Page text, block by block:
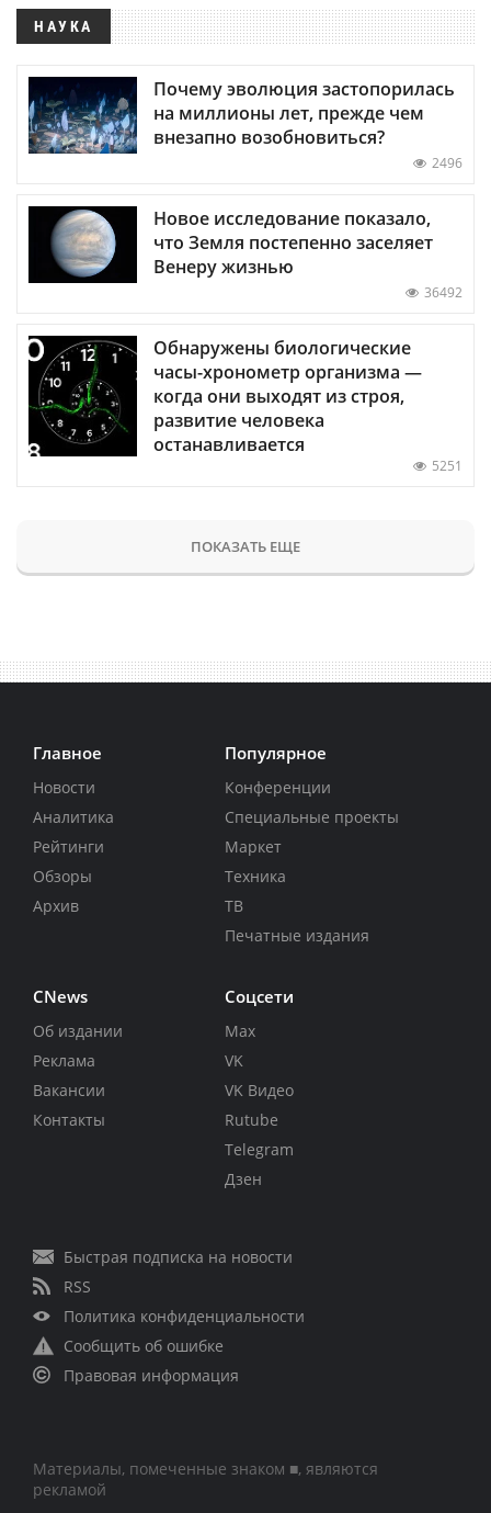
НАУКА
Почему эволюция застопорилась
на миллионы лет, прежде чем
внезапно возобновиться?
2496
Новое исследование показало,
что Земля постепенно заселяет
Венеру жизнью
36492
Обнаружены биологические
часы-хронометр организма —
когда они выходят из строя,
развитие человека
останавливается
5251
ПОКАЗАТЬ ЕЩЕ
Главное
Новости
Аналитика
Рейтинги
Обзоры
Архив
Популярное
Конференции
Специальные проекты
Маркет
Техника
ТВ
Печатные издания
CNews
Об издании
Реклама
Вакансии
Контакты
Соцсети
Max
VK
VK Видео
Rutube
Telegram
Дзен
Быстрая подписка на новости
RSS
Политика конфиденциальности
Сообщить об ошибке
Правовая информация
Материалы, помеченные знаком ■, являются
рекламой